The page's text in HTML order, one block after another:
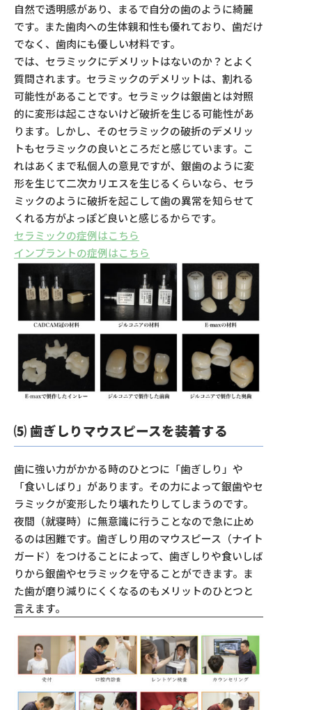
自然で透明感があり、まるで自分の歯のように綺麗
です。また歯肉への生体親和性も優れており、歯だけ
でなく、歯肉にも優しい材料です。
では、セラミックにデメリットはないのか？とよく
質問されます。セラミックのデメリットは、割れる
可能性があることです。セラミックは銀歯とは対照
的に変形は起こさないけど破折を生じる可能性があ
ります。しかし、そのセラミックの破折のデメリッ
トもセラミックの良いところだと感じています。こ
れはあくまで私個人の意見ですが、銀歯のように変
形を生じて二次カリエスを生じるくらいなら、セラ
ミックのように破折を起こして歯の異常を知らせて
くれる方がよっぽど良いと感じるからです。
セラミックの症例はこちら
インプラントの症例はこちら
⑸ 歯ぎしりマウスピースを装着する
歯に強い力がかかる時のひとつに「歯ぎしり」や
「食いしばり」があります。その力によって銀歯やセ
ラミックが変形したり壊れたりしてしまうのです。
夜間（就寝時）に無意識に行うことなので急に止め
るのは困難です。歯ぎしり用のマウスピース（ナイト
ガード）をつけることによって、歯ぎしりや食いしば
りから銀歯やセラミックを守ることができます。ま
た歯が磨り減りにくくなるのもメリットのひとつと
言えます。